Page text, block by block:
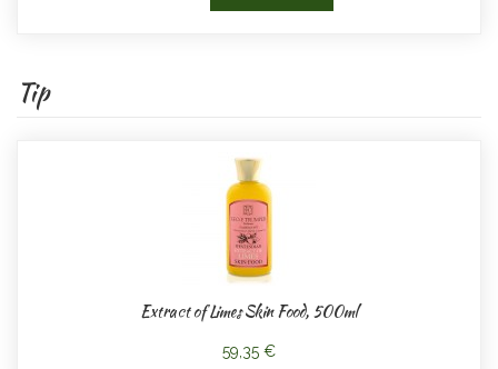
Tip
Extract of Limes Skin Food, 500ml
59,35 €